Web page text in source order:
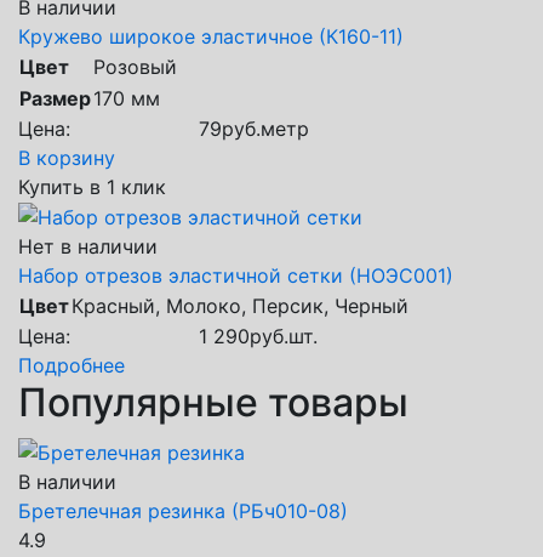
В наличии
Кружево широкое эластичное (К160-11)
Цвет
Розовый
Размер170 мм
Цена:
79руб.метр
В корзину
Купить в 1 клик
Нет в наличии
Набор отрезов эластичной сетки (НОЭС001)
ЦветКрасный, Молоко, Персик, Черный
Цена:
1 290руб.шт.
Подробнее
Популярные товары
В наличии
Бретелечная резинка (РБч010-08)
4.9